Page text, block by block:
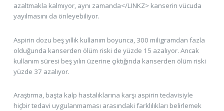
azaltmakla kalmıyor, aynı zamanda</LINKZ> kanserin vücuda
yayılmasını da önleyebiliyor.
Aspirin dozu beş yıllık kullanım boyunca, 300 miligramdan fazla
olduğunda kanserden ölüm riski de yüzde 15 azalıyor. Ancak
kullanım süresi beş yılın üzerine çıktığında kanserden ölüm riski
yüzde 37 azalıyor.
Araştırma, başta kalp hastalıklarına karşı aspirin tedavisiyle
hiçbir tedavi uygulanmaması arasındaki farklılıkları belirlemek